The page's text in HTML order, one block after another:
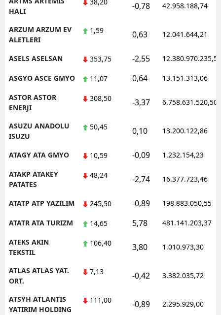
HALI
-0,78 42.958.188,74
ARZUM ARZUM EV
ALETLERI
1,59 0,63 12.041.644,21
ASELS ASELSAN 353,75 -2,55 12.380.970.235,50
ASGYO ASCE GMYO 11,07 0,64 13.151.313,06
ASTOR ASTOR
ENERJI
308,50 -3,37 6.758.631.520,50
ASUZU ANADOLU
ISUZU
50,45 0,10 13.200.122,86
ATAGY ATA GMYO 10,59 -0,09 1.232.154,23
ATAKP ATAKEY
PATATES
48,24 -2,74 16.377.723,46
ATATP ATP YAZILIM 245,50 -0,89 198.883.050,55
ATATR ATA TURIZM 14,65 5,78 481.141.203,37
ATEKS AKIN
TEKSTIL
106,40 3,80 1.010.973,30
ATLAS ATLAS YAT.
ORT.
7,13 -0,42 3.382.035,72
ATSYH ATLANTIS
YATIRIM HOLDING
111,00 -0,89 2.295.929,00